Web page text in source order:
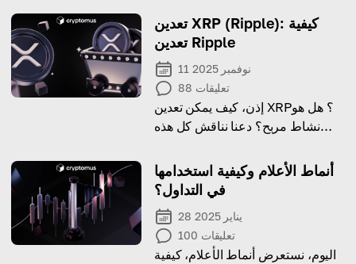
تعدين XRP (Ripple): كيفية
تعدين Ripple
11 نوفمبر 2025
88 تعليقات
إذن، كيف يمكن تعدين XRP؟ هل هو
نشاط مربح؟ دعنا نناقش كل هذه
أنماط الأعلام وكيفية استخدامها
في التداول؟
28 يناير 2025
100 تعليقات
اليوم، نستعرض أنماط الأعلام، كيفية